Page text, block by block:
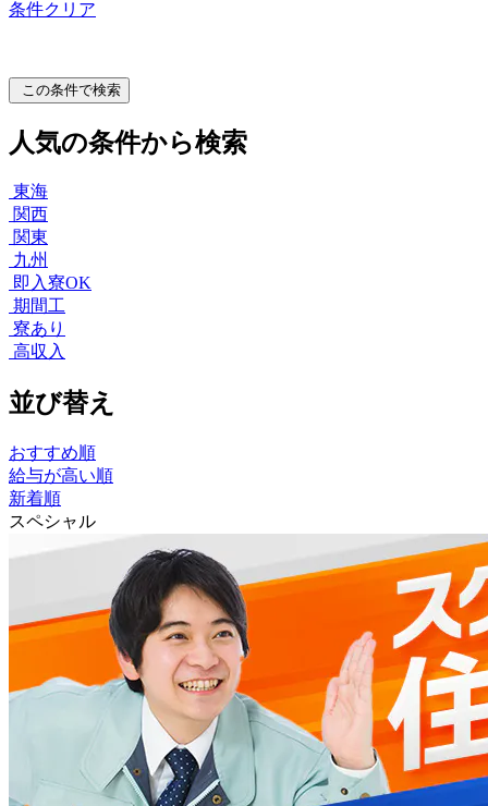
条件クリア
この条件で検索
人気の条件から検索
東海
関西
関東
九州
即入寮OK
期間工
寮あり
高収入
並び替え
おすすめ順
給与が高い順
新着順
スペシャル